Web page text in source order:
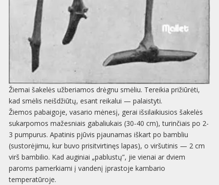
Žiemai šakelės užberiamos drėgnu smėliu. Tereikia prižiūrėti,
kad smėlis neišdžiūtų, esant reikalui — palaistyti.
Žiemos pabaigoje, vasario mėnesį, gerai išsilaikiusios šakelės
sukarpomos mažesniais gabaliukais (30-40 cm), turinčiais po 2-
3 pumpurus. Apatinis pjūvis pjaunamas iškart po bambliu
(sustorėjimu, kur buvo prisitvirtinęs lapas), o viršutinis — 2 cm
virš bambilio. Kad auginiai „pablustų”, jie vienai ar dviem
paroms pamerkiami į vandenį įprastoje kambario
temperatūroje.